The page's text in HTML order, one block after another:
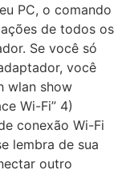
PC, o comando
de todos os
Se você só
você
wlan show
Wi-Fi” 4)
conexão Wi-Fi
lembra de sua
outro